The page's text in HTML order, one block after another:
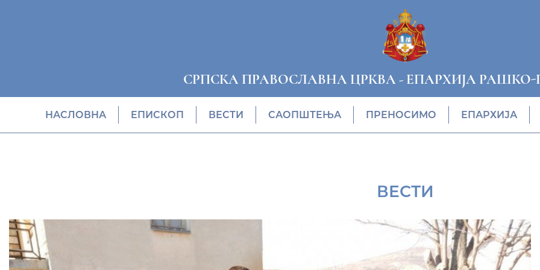
СРПСКА ПРАВОСЛАВНА ЦРКВА- ЕПАРХИЈА
НАСЛОВНА EПИСКОП ВЕСТИ САОПШТЕЊА ПРЕНОСИМО ЕПАРХИЈА
ВЕСТИ